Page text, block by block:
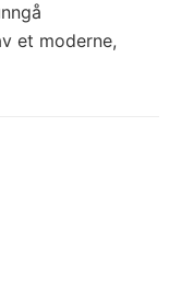
et moderne,